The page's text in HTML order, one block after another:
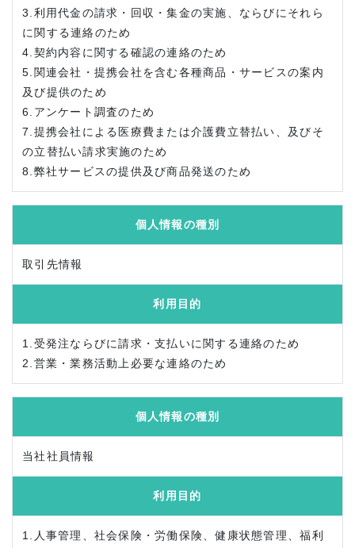
3.利用代金の請求・回収・集金の実施、ならびにそれら
に関する連絡のため
4.契約内容に関する確認の連絡のため
5.関連会社・提携会社を含む各種商品・サービスの案内
及び提供のため
6.アンケート調査のため
7.提携会社による医療費または介護費立替払い、及びそ
の立替払い請求実施のため
8.弊社サービスの提供及び商品発送のため
個人情報の種別
取引先情報
利用目的
1.受発注ならびに請求・支払いに関する連絡のため
2.営業・業務活動上必要な連絡のため
個人情報の種別
当社社員情報
利用目的
1.人事管理、社会保険・労働保険、健康状態管理、福利